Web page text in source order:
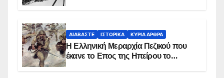
ΔΙΑΒΆΣΤΕ ΙΣΤΟΡΙΚΆ ΚΥΡΙΑ ΑΡΘΡΑ
Η Ελληνική Μεραρχία Πεζικού που
έκανε το Επος της Ηπείρου το